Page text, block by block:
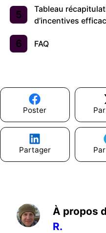
Tableau
d’incentives
FAQ
Poster
Partager
À propos
R.